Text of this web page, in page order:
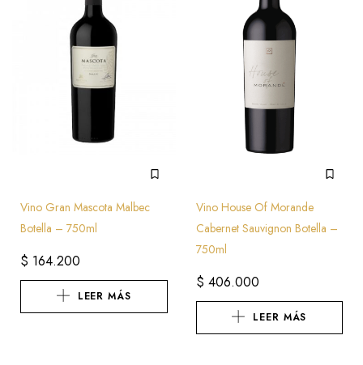
Vino Gran Mascota Malbec
Botella – 750ml
$ 164.200
LEER MÁS
Vino House Of Morande
Cabernet Sauvignon Botella –
750ml
$ 406.000
LEER MÁS